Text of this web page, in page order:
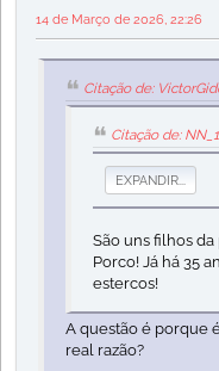
14 de Março de 2026, 22:26
Citação de:
Citação de:
EXPANDIR...
São uns filhos
Porco! Já há 35
estercos!
A questão é porque
real razão?